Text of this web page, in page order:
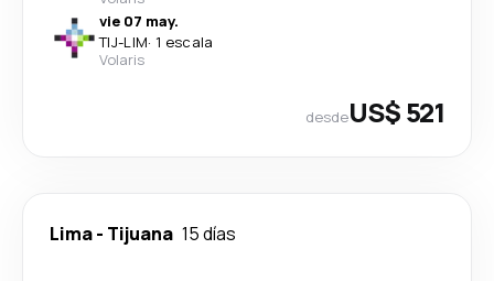
vie 07 may.
TIJ-LIM· 1 escala
Volaris
desdeUS$ 521
Lima- Tijuana 15 días